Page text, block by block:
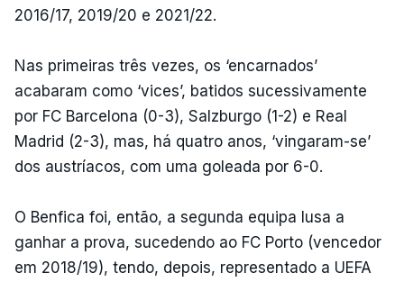
2016/17, 2019/20 e 2021/22.
Nas primeiras três vezes, os ‘encarnados’
acabaram como ‘vices’, batidos sucessivamente
por FC Barcelona (0-3), Salzburgo (1-2) e Real
Madrid (2-3), mas, há quatro anos, ‘vingaram-se’
dos austríacos, com uma goleada por 6-0.
O Benfica foi, então, a segunda equipa lusa a
ganhar a prova, sucedendo ao FC Porto (vencedor
em 2018/19), tendo, depois, representado a UEFA